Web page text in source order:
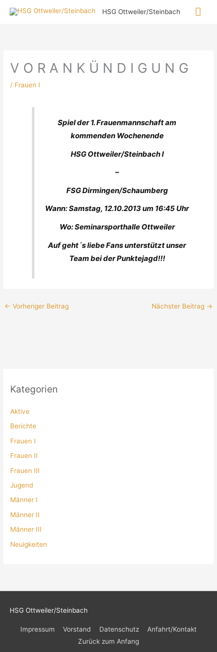
Inhalt
HSG Ottweiler/Steinbach
Kategorien
Aktive
Berichte
Frauen I
Frauen II
Frauen III
Jugend
Männer I
Männer II
Männer III
Neuigkeiten
V O R A N K Ü N D I G U N G
/ Frauen I
Spiel der 1. Frauenmannschaft am
kommenden Wochenende
HSG Ottweiler/Steinbach I
–
FSG Dirmingen/Schaumberg
Wann: Samstag, 12.10.2013 um 16:45 Uhr
Wo: Seminarsporthalle Ottweiler
Auf geht´s liebe Fans unterstützt unser
Team bei der Punktejagd!!!
← Vorheriger Beitrag Nächster Beitrag →
HSG Ottweiler/Steinbach
Impressum Vorstand Datenschutz
Anfahrt/Kontakt
Zurück zum Anfang